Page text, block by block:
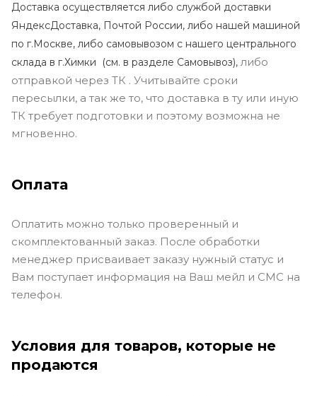
Доставка осуществляется либо службой доставки
ЯндексДоставка, Почтой России, либо нашей машиной
по г.Москве, либо самовывозом с нашего центрального
склада в г.Химки (см. в разделе Самовывоз), либо
отправкой через ТК . Учитывайте сроки
пересылки, а так же то, что доставка в ту или иную
ТК требует подготовки и поэтому возможна не
мгновенно.
Оплата
Оплатить можно только проверенный и
скомплектованный заказ. После обработки
менеджер присваивает заказу нужный статус и
Вам поступает информация на Ваш мейл и СМС на
телефон.
Условия для товаров, которые не
продаются